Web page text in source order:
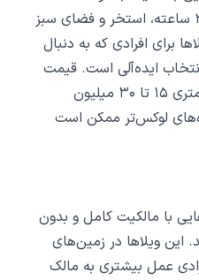
رفاهی کامل مثل نگهبانی ۲۴ ساعته، استخر و فضای سبز
برای افرادی که به دنبال
ایده‌آلی است. قیمت
ویلاهای شهرکی معمولاً بین متری ۱۵ تا ۳۰ میلیون
لوکس‌تر ممکن است
با مالکیت کامل و بدون
این ویلاها در زمین‌های
عمل بیشتری به مالک